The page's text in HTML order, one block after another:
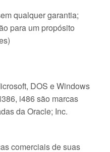
qualquer garantia;
para um propósito
DOS e Windows
i486 são marcas
da Oracle; Inc.
comerciais de suas